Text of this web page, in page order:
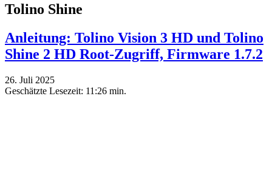
Tolino Shine
Anleitung: Tolino Vision 3 HD und Tolino
Shine 2 HD Root-Zugriff, Firmware 1.7.2
26. Juli 2025
Geschätzte Lesezeit: 11:26 min.